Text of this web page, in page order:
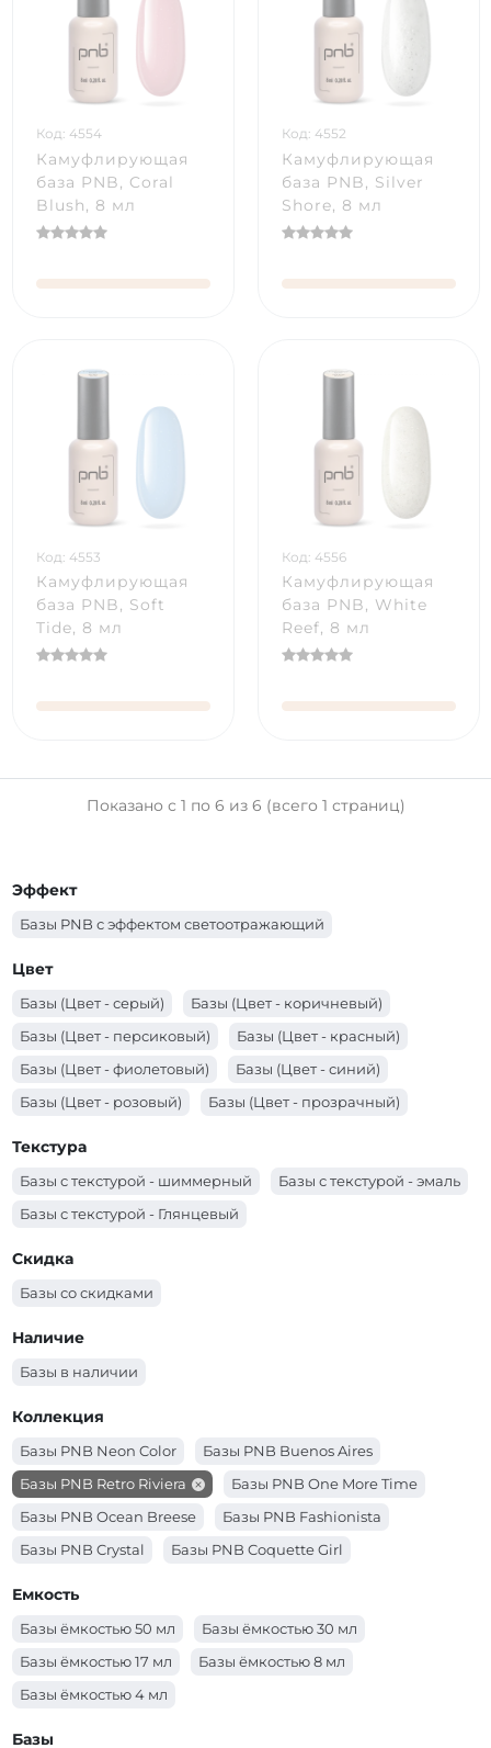
Код: 4554
Камуфлирующая
база PNB, Coral
Blush, 8 мл
Код: 4552
Камуфлирующая
база PNB, Silver
Shore, 8 мл
Код: 4553
Камуфлирующая
база PNB, Soft
Tide, 8 мл
Код: 4556
Камуфлирующая
база PNB, White
Reef, 8 мл
Показано с 1 по 6 из 6 (всего 1 страниц)
Эффект
Базы PNB с эффектом светоотражающий
Цвет
Базы (Цвет - серый)
Базы (Цвет - коричневый)
Базы (Цвет - персиковый)
Базы (Цвет - красный)
Базы (Цвет - фиолетовый)
Базы (Цвет - синий)
Базы (Цвет - розовый)
Базы (Цвет - прозрачный)
Текстура
Базы с текстурой - шиммерный
Базы с текстурой - эмаль
Базы с текстурой - Глянцевый
Скидка
Базы со скидками
Наличие
Базы в наличии
Коллекция
Базы PNB Neon Color
Базы PNB Buenos Aires
Базы PNB Retro Riviera
Базы PNB One More Time
Базы PNB Ocean Breese
Базы PNB Fashionista
Базы PNB Crystal
Базы PNB Coquette Girl
Емкость
Базы ёмкостью 50 мл
Базы ёмкостью 30 мл
Базы ёмкостью 17 мл
Базы ёмкостью 8 мл
Базы ёмкостью 4 мл
Базы